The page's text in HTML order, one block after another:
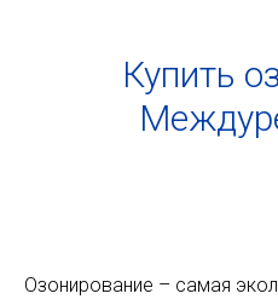
Купить
Озонирование – самая